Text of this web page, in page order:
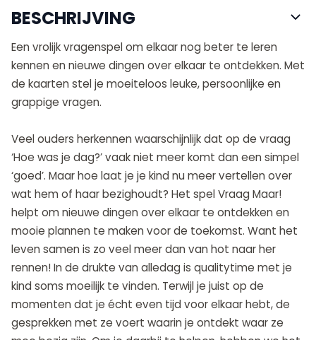
BESCHRIJVING
Een vrolijk vragenspel om elkaar nog beter te leren
kennen en nieuwe dingen over elkaar te ontdekken. Met
de kaarten stel je moeiteloos leuke, persoonlijke en
grappige vragen.
Veel ouders herkennen waarschijnlijk dat op de vraag
‘Hoe was je dag?’ vaak niet meer komt dan een simpel
‘goed’. Maar hoe laat je je kind nu meer vertellen over
wat hem of haar bezighoudt? Het spel Vraag Maar!
helpt om nieuwe dingen over elkaar te ontdekken en
mooie plannen te maken voor de toekomst. Want het
leven samen is zo veel meer dan van hot naar her
rennen! In de drukte van alledag is qualitytime met je
kind soms moeilijk te vinden. Terwijl je juist op de
momenten dat je écht even tijd voor elkaar hebt, de
gesprekken met ze voert waarin je ontdekt waar ze